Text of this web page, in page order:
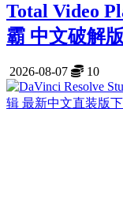
Total Video
霸 中文破解
2026-08-07 10